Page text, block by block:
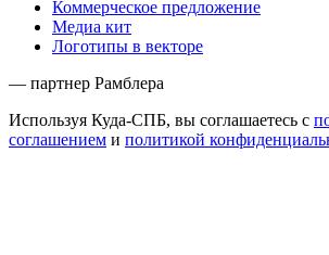
Коммерческое предложение
Медиа кит
Логотипы в векторе
— партнер Рамблера
Используя Куда-СПБ, вы соглашаетесь с
соглашением и политикой